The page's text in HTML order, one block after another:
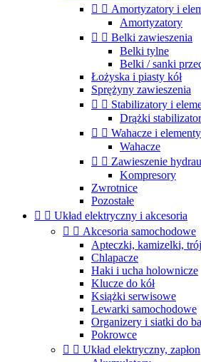
  Amortyzatory i
Amortyzatory
  Belki zawieszenia
Belki tylne
Belki / sanki
Łożyska i piasty kół
Sprężyny zawieszenia
  Stabilizatory i
Drążki
  Wahacze i elementy
Wahacze
  Zawieszenie
Kompresory
Zwrotnice
Pozostałe
  Układ elektryczny i akcesoria
  Akcesoria samochodowe
Apteczki, kamizelki,
Chlapacze
Haki i ucha holownicze
Klucze do kół
Książki serwisowe
Lewarki samochodowe
Organizery i siatki do
Pokrowce
  Układ elektryczny, zapłon